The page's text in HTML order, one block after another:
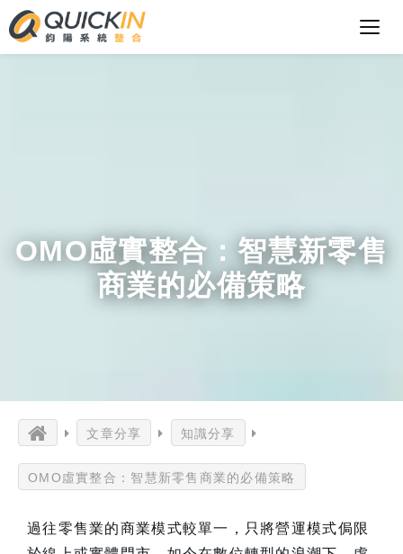
OMO虛實整合：智慧新零售
商業的必備策略
文章分享 知識分享
OMO虛實整合：智慧新零售商業的必備策略
過往零售業的商業模式較單一，只將營運模式侷限